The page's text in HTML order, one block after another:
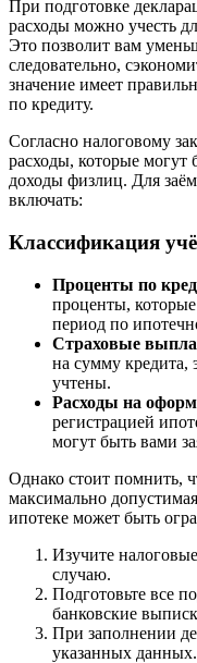
При подготовке
расходы можно учесть
Это позволит вам
следовательно,
значение имеет
по кредиту.
Согласно налоговому
расходы, которые могут
доходы физлиц. Для
включать:
Классификация
Проценты по
проценты,
период по
Страховые
на сумму кредита,
учтены.
Расходы на
регистрацией
могут быть вами
Однако стоит помнить,
максимально
ипотеке может быть
Изучите
случаю.
Подготовьте все
банковские
При заполнении
указанных данных.